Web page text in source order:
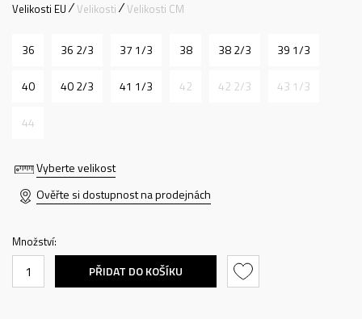
Vyberte velikost
Velikosti EU Velikosti Velikosti CM
36 36 2/3 37 1/3 38 38 2/3 39 1/3
40 40 2/3 41 1/3 42 42 2/3 43 1/3
44
Ověřte si dostupnost na prodejnách
Množství:
PŘIDAT DO KOŠÍKU